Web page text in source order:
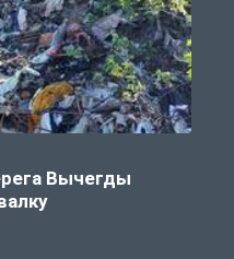
Вычегды